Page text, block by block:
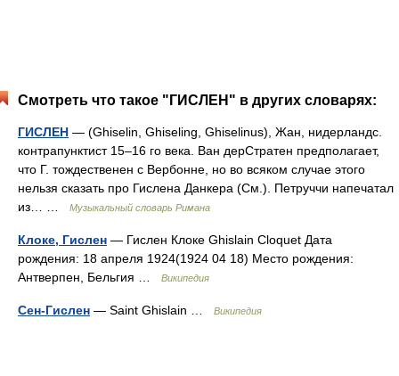
Смотреть что такое "ГИСЛЕН" в других словарях:
ГИСЛЕН — (Ghiselin, Ghiseling, Ghiselinus), Жан, нидерландс.
контрапунктист 15–16 го века. Ван дерСтратен предполагает,
что Г. тождественен с Вербонне, но во всяком случае этого
нельзя сказать про Гислена Данкера (См.). Петруччи напечатал
из… …
Музыкальный словарь Римана
Клоке, Гислен — Гислен Клоке Ghislain Cloquet Дата
рождения: 18 апреля 1924(1924 04 18) Место рождения:
Антверпен, Бельгия …
Википедия
Сен-Гислен — Saint Ghislain … Википедия